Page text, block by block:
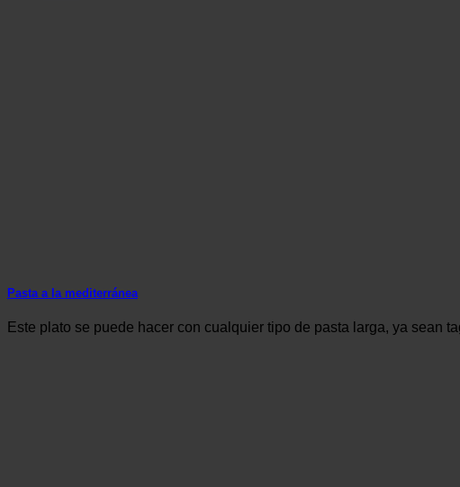
Pasta a la mediterránea
Este plato se puede hacer con cualquier tipo de pasta larga, ya sean